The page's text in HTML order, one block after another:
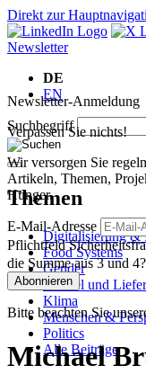
Direkt zur
Newsletter
DE
EN
Suchbegriff
Themen
Digitalisierung &
Food Systems
Gender
Handel und
Klima
Menschen &
Politics
Alle Beiträge
Newsletter-Anmeldung
Verpassen Sie nichts!
Wir versorgen Sie
Artikeln, Themen,
Hunger.
E-Mail-Adresse
Pflichtfeld
die Summe aus 3 und 4?
Abonnieren
Bitte beachten Sie
Michael